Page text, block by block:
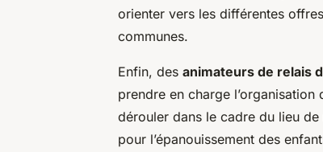
orienter vers les différentes
communes.
Enfin, des animateurs de relais
prendre en charge
dérouler dans le cadre du lieu
pour l’épanouissement des